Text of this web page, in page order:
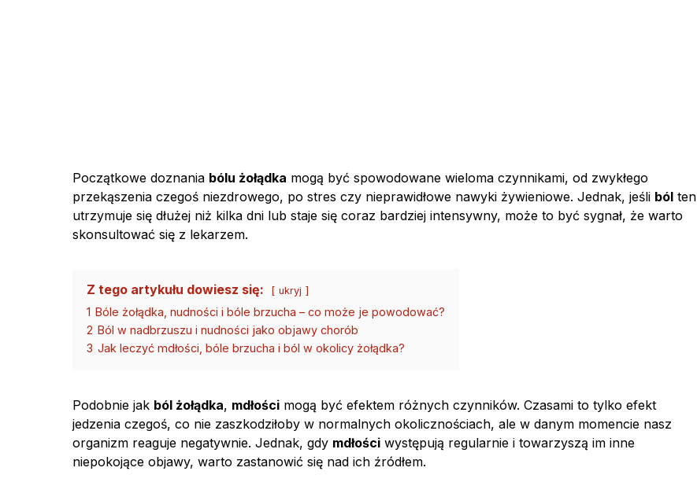
Początkowe doznania bólu żołądka mogą być spowodowane wieloma czynnikami, od zwykłego
przekąszenia czegoś niezdrowego, po stres czy nieprawidłowe nawyki żywieniowe. Jednak, jeśli ból ten
utrzymuje się dłużej niż kilka dni lub staje się coraz bardziej intensywny, może to być sygnał, że warto
skonsultować się z lekarzem.
Z tego artykułu dowiesz się: ukryj
1 Bóle żołądka, nudności i bóle brzucha – co może je powodować?
2 Ból w nadbrzuszu i nudności jako objawy chorób
3 Jak leczyć mdłości, bóle brzucha i ból w okolicy żołądka?
Podobnie jak ból żołądka, mdłości mogą być efektem różnych czynników. Czasami to tylko efekt
jedzenia czegoś, co nie zaszkodziłoby w normalnych okolicznościach, ale w danym momencie nasz
organizm reaguje negatywnie. Jednak, gdy mdłości występują regularnie i towarzyszą im inne
niepokojące objawy, warto zastanowić się nad ich źródłem.